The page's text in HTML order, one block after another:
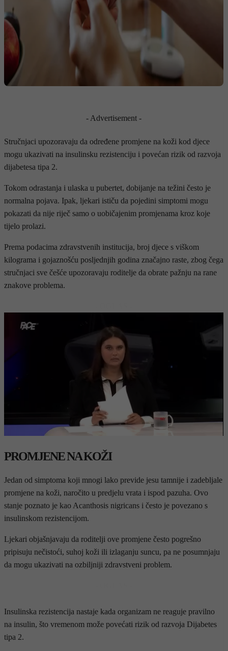
- Advertisement -
Stručnjaci upozoravaju da određene promjene na koži kod djece
mogu ukazivati na insulinsku rezistenciju i povećan rizik od razvoja
dijabetesa tipa 2.
Tokom odrastanja i ulaska u pubertet, dobijanje na težini često je
normalna pojava. Ipak, ljekari ističu da pojedini simptomi mogu
pokazati da nije riječ samo o uobičajenim promjenama kroz koje
tijelo prolazi.
Prema podacima zdravstvenih institucija, broj djece s viškom
kilograma i gojaznošću posljednjih godina značajno raste, zbog čega
stručnjaci sve češće upozoravaju roditelje da obrate pažnju na rane
znakove problema.
PROMJENE NA KOŽI
Jedan od simptoma koji mnogi lako previde jesu tamnije i zadebljale
promjene na koži, naročito u predjelu vrata i ispod pazuha. Ovo
stanje poznato je kao Acanthosis nigricans i često je povezano s
insulinskom rezistencijom.
Ljekari objašnjavaju da roditelji ove promjene često pogrešno
pripisuju nečistoći, suhoj koži ili izlaganju suncu, pa ne posumnjaju
da mogu ukazivati na ozbiljniji zdravstveni problem.
Insulinska rezistencija nastaje kada organizam ne reaguje pravilno
na insulin, što vremenom može povećati rizik od razvoja Dijabetes
tipa 2.